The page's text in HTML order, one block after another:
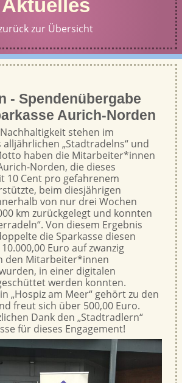
Aktuelles
zur Übersicht
- Spendenübergabe
Aurich-Norden
stehen im
„Stadtradelns“ und
haben die Mitarbeiter*innen
Norden, die dieses
10 Cent pro gefahrenem
beim diesjährigen
von nur drei Wochen
km zurückgelegt und konnten
Von diesem Ergebnis
die Sparkasse diesen
Euro auf zwanzig
den Mitarbeiter*innen
in einer digitalen
werden konnten.
„Hospiz am Meer“ gehört zu den
freut sich über 500,00 Euro.
Dank den „Stadtradlern“
für dieses Engagement!